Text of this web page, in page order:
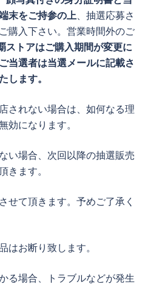
末をご持参の上、抽選応募さ
購入下さい。営業時間外のご
ストアはご購入期間が変更に
当選者は当選メールに記載さ
します。
されない場合は、如何なる理
効になります。
い場合、次回以降の抽選販売
きます。
せて頂きます。予めご了承く
はお断り致します。
る場合、トラブルなどが発生